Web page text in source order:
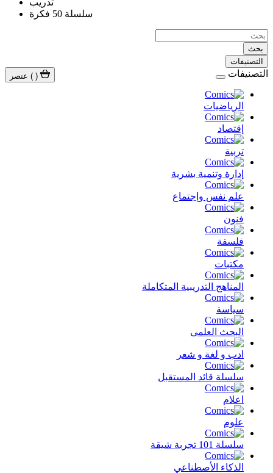
تدريب
سلسلة 50 فكرة
بحث
) عنصر
التصنيفات
التصنيفات
الرياضيات
إقتصاد
تربية
إدارة وتنمية بشرية
علم نفس وإجتماع
فنون
فلسفة
مكتبات
المناهج التدريبية المتكاملة
سياسة
البحث العلمى
ادب و لغة و شعر
سلسلة قائد المستقبل
اعلام
علوم
سلسلة 101 تجربة شيقة
الذكاء الأصطناعي